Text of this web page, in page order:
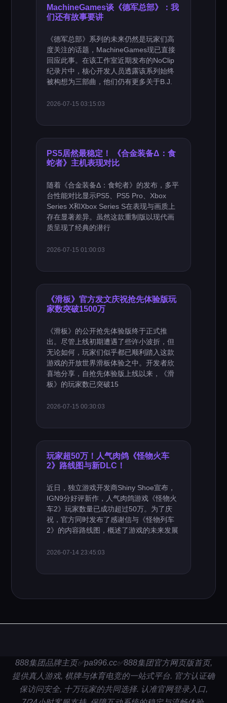
MachineGames谈《德军总部》：我
们还有故事要讲
《德军总部》系列的未来仍然是玩家们高
度关注的话题，MachineGames现已直接
回应此事。在该工作室近期发布的NoClip
纪录片中，核心开发人员透露该系列始终
被构想为三部曲，他们仍有更多关于B.J.
2026-07-15 03:15:03
PS5居然最稳定！ 《合金装备Δ：食
蛇者》主机表现对比
随着《合金装备Δ：食蛇者》的发布，多平
台性能对比显示PS5、PS5 Pro、Xbox
Series X和Xbox Series S在表现与画质上
存在显著差异。虽然这款重制版以现代画
质呈现了经典的潜行
2026-07-15 01:00:03
《滑板》官方发文庆祝抢先体验版玩
家数突破1500万
《滑板》的公开抢先体验版终于正式推
出。尽管上线初期遭遇了些许小波折，但
无论如何，玩家们似乎都已顺利踏入这款
游戏的开放世界滑板体验之中。开发者欣
喜地分享，自抢先体验版上线以来，《滑
板》的玩家数已突破15
2026-07-15 00:30:03
玩家超50万！人气肉鸽《怪物火车
2》路线图与新DLC！
近日，独立游戏开发商Shiny Shoe宣布，
IGN9分好评新作，人气肉鸽游戏《怪物火
车2》玩家数量已成功超过50万。为了庆
祝，官方同时发布了感谢信与《怪物列车
2》的内容路线图，概述了游戏的未来发展
2026-07-14 23:45:03
888集团品牌主页✅pa996.cc✅888集团官方网页版首页,
提供真人游戏, 棋牌与体育电竞的一站式平台. 官方认证确
保访问安全, 十万玩家的共同选择. 认准官网登录入口,